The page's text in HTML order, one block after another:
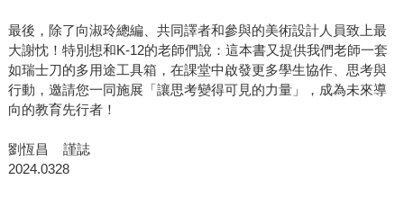
最後，除了向淑玲總編、共同譯者和參與的美術設計人員致上最
大謝忱！特別想和K-12的老師們說：這本書又提供我們老師一套
如瑞士刀的多用途工具箱，在課堂中啟發更多學生協作、思考與
行動，邀請您一同施展「讓思考變得可見的力量」，成為未來導
向的教育先行者！
劉恆昌 謹誌
2024.0328